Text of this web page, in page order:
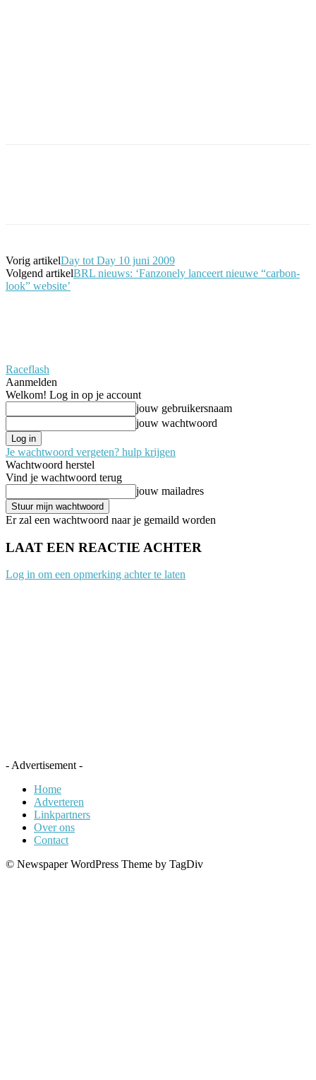
Vorig artikelDay tot Day 10 juni 2009
Volgend artikelBRL nieuws: ‘Fanzonely lanceert nieuwe “carbon-
look” website’
Raceflash
Aanmelden
Welkom! Log in op je account
jouw gebruikersnaam
jouw wachtwoord
Je wachtwoord vergeten? hulp krijgen
Wachtwoord herstel
Vind je wachtwoord terug
jouw mailadres
Er zal een wachtwoord naar je gemaild worden
LAAT EEN REACTIE ACHTER
Log in om een opmerking achter te laten
- Advertisement -
Home
Adverteren
Linkpartners
Over ons
Contact
© Newspaper WordPress Theme by TagDiv